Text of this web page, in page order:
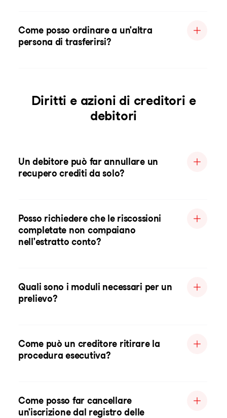
Come posso ordinare a un'altra
persona di trasferirsi?
Diritti e azioni di creditori e
debitori
Un debitore può far annullare un
recupero crediti da solo?
Posso richiedere che le riscossioni
completate non compaiano
nell'estratto conto?
Quali sono i moduli necessari per un
prelievo?
Come può un creditore ritirare la
procedura esecutiva?
Come posso far cancellare
un'iscrizione dal registro delle